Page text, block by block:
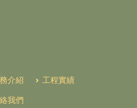
介紹
工程實績
我們